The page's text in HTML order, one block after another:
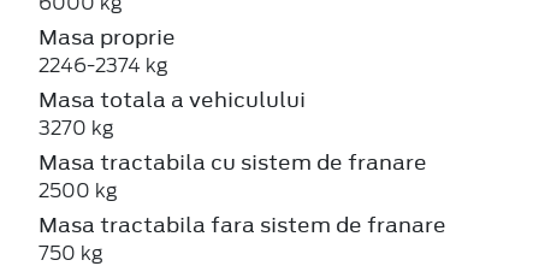
Masa proprie
2246-2374 kg
Masa totala a vehiculului
3270 kg
Masa tractabila cu sistem de franare
2500 kg
Masa tractabila fara sistem de franare
750 kg